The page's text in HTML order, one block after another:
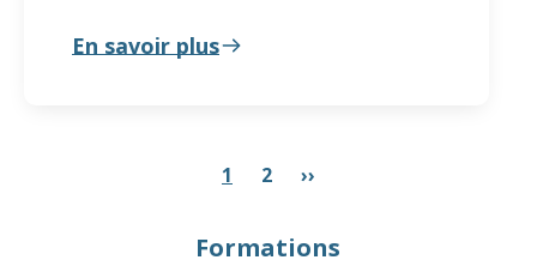
En savoir plus
1 2 ››
Formations